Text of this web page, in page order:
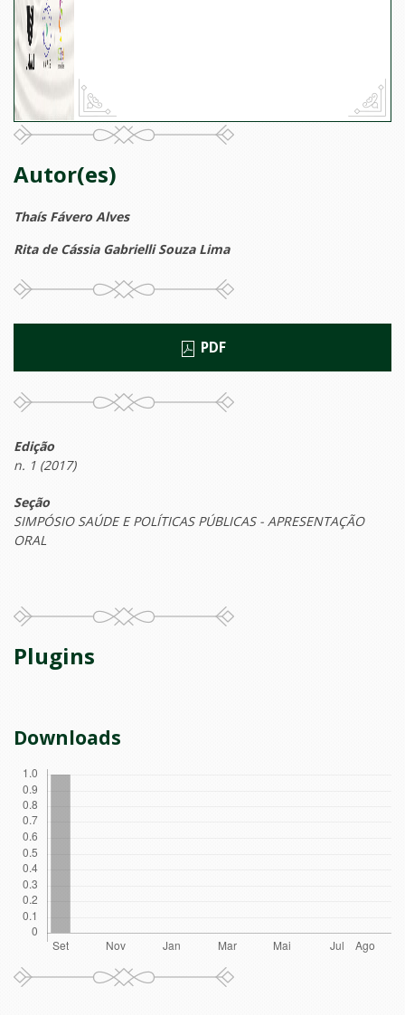
Autor(es)
Thaís Fávero Alves
Rita de Cássia Gabrielli Souza Lima
PDF
Edição
n. 1 (2017)
Seção
SIMPÓSIO SAÚDE E POLÍTICAS PÚBLICAS - APRESENTAÇÃO
ORAL
Plugins
Downloads